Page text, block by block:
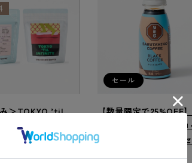
＞TOKYO ’til
浅煎りコーヒー飲
セール
【数量限定で25%OFF
ッとBLACK ブラック
ー（無糖）235ml 12本
¥2,340